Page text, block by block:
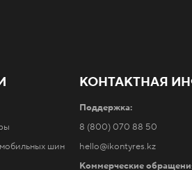
шин
КОНТАКТНАЯ
Поддержка:
8 (800) 070 88 50
hello@ikontyres.kz
Коммерческие